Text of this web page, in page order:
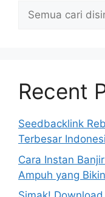
Recent
Seedbacklink
Terbesar
Cara Instan
Ampuh yang